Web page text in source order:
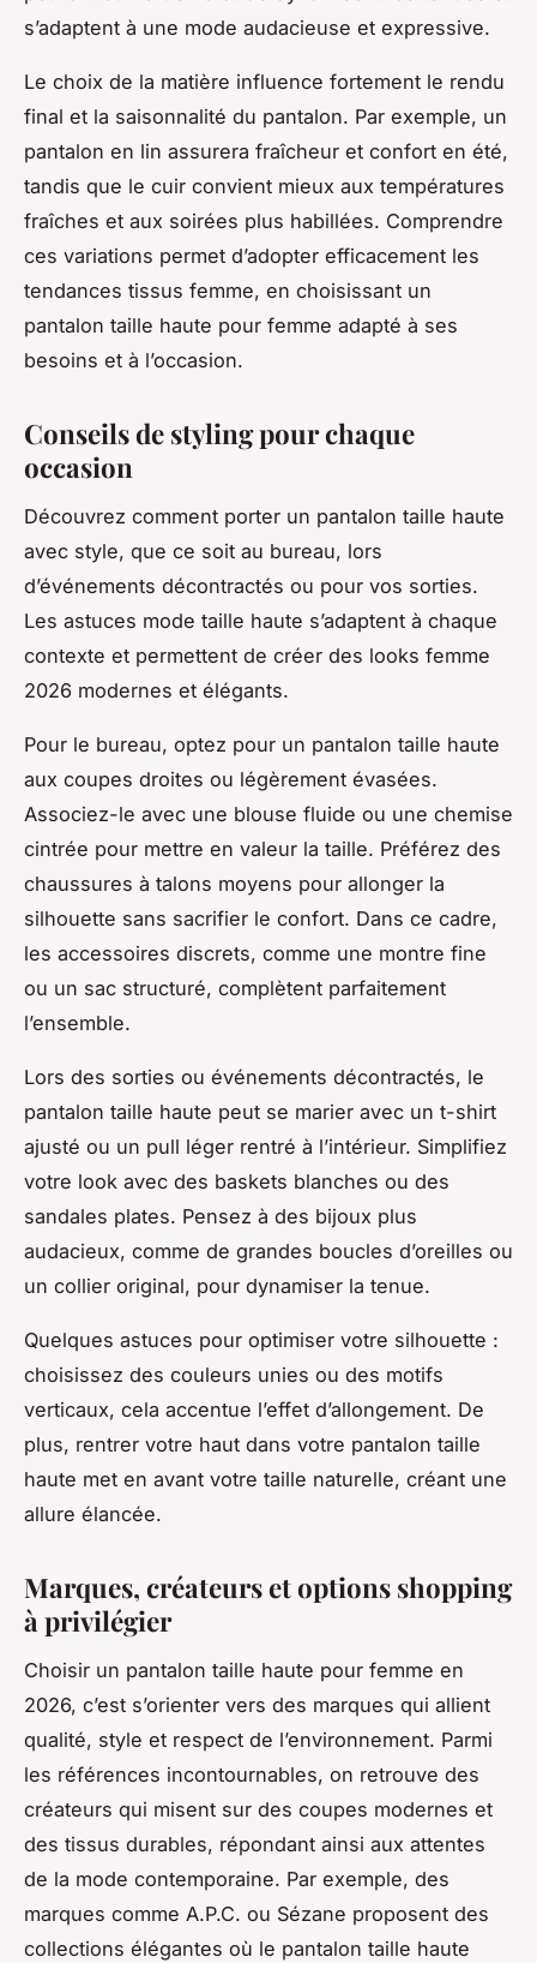
s’adaptent à une mode audacieuse et expressive.
Le choix de la matière influence fortement le rendu
final et la saisonnalité du pantalon. Par exemple, un
pantalon en lin assurera fraîcheur et confort en été,
tandis que le cuir convient mieux aux températures
fraîches et aux soirées plus habillées. Comprendre
ces variations permet d’adopter efficacement les
tendances tissus femme, en choisissant un
pantalon taille haute pour femme adapté à ses
besoins et à l’occasion.
Conseils de styling pour chaque
occasion
Découvrez comment porter un pantalon taille haute
avec style, que ce soit au bureau, lors
d’événements décontractés ou pour vos sorties.
Les astuces mode taille haute s’adaptent à chaque
contexte et permettent de créer des looks femme
2026 modernes et élégants.
Pour le bureau, optez pour un pantalon taille haute
aux coupes droites ou légèrement évasées.
Associez-le avec une blouse fluide ou une chemise
cintrée pour mettre en valeur la taille. Préférez des
chaussures à talons moyens pour allonger la
silhouette sans sacrifier le confort. Dans ce cadre,
les accessoires discrets, comme une montre fine
ou un sac structuré, complètent parfaitement
l’ensemble.
Lors des sorties ou événements décontractés, le
pantalon taille haute peut se marier avec un t-shirt
ajusté ou un pull léger rentré à l’intérieur. Simplifiez
votre look avec des baskets blanches ou des
sandales plates. Pensez à des bijoux plus
audacieux, comme de grandes boucles d’oreilles ou
un collier original, pour dynamiser la tenue.
Quelques astuces pour optimiser votre silhouette :
choisissez des couleurs unies ou des motifs
verticaux, cela accentue l’effet d’allongement. De
plus, rentrer votre haut dans votre pantalon taille
haute met en avant votre taille naturelle, créant une
allure élancée.
Marques, créateurs et options shopping
à privilégier
Choisir un pantalon taille haute pour femme en
2026, c’est s’orienter vers des marques qui allient
qualité, style et respect de l’environnement. Parmi
les références incontournables, on retrouve des
créateurs qui misent sur des coupes modernes et
des tissus durables, répondant ainsi aux attentes
de la mode contemporaine. Par exemple, des
marques comme A.P.C. ou Sézane proposent des
collections élégantes où le pantalon taille haute